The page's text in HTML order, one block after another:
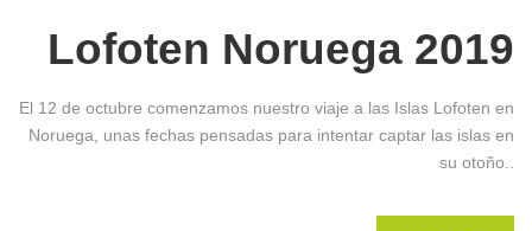
Lofoten Noruega 2019
El 12 de octubre comenzamos nuestro viaje a las Islas Lofoten en
Noruega, unas fechas pensadas para intentar captar las islas en
su otoño..